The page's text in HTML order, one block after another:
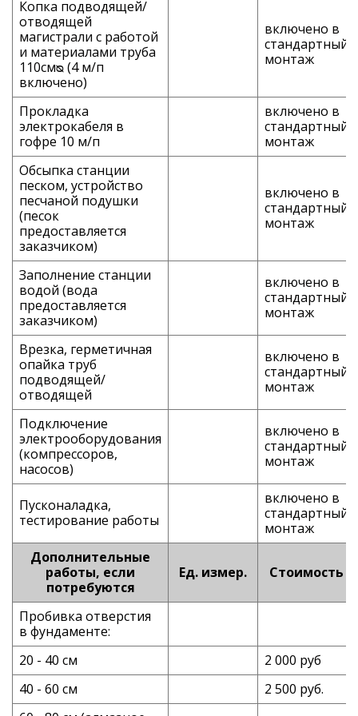
Копка подводящей/
отводящей
магистрали с работой
и материалами труба
110смᴓ (4 м/п
включено)
включено в
стандартный
монтаж
Прокладка
электрокабеля в
гофре 10 м/п
включено в
стандартный
монтаж
Обсыпка станции
песком, устройство
песчаной подушки
(песок
предоставляется
заказчиком)
включено в
стандартный
монтаж
Заполнение станции
водой (вода
предоставляется
заказчиком)
включено в
стандартный
монтаж
Врезка, герметичная
опайка труб
подводящей/
отводящей
включено в
стандартный
монтаж
Подключение
электрооборудования
(компрессоров,
насосов)
включено в
стандартный
монтаж
Пусконаладка,
тестирование работы
включено в
стандартный
монтаж
Дополнительные
работы, если
потребуются
Ед. измер. Стоимость
Пробивка отверстия
в фундаменте:
20 - 40 см
2 000 руб
40 - 60 см
2 500 руб.